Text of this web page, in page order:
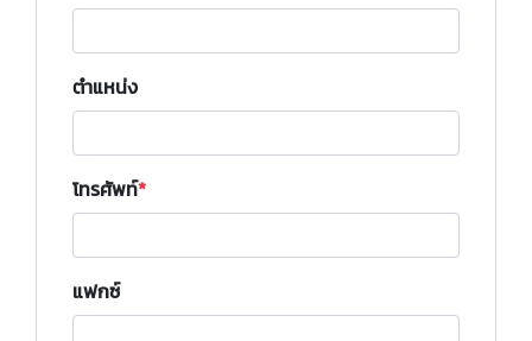
ตำแหน่ง
โทรศัพท์
แฟกซ์